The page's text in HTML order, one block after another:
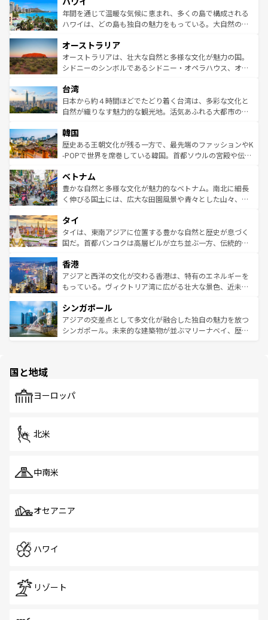
着のスイス情報はコンテンツ一覧 を参照してほしい。
ンメントが詰まった刺激的なスポットだ。一方、アメリカ
西部には大自然が広がり、グランドキャニオンやイエロー
部のニューオーリンズでは、音楽と美食が融合した独特の
文化が魅力。旅行者はアメリカの各地域で異なる魅力を楽
しみながら、その多様性と豊かな歴史を感じることができ
ならではの贅沢な旅のスタイルだ。 なお、新着のアメリカ
情報はコンテンツ一覧を参照してほしい。
年間を通じて温暖な気候に恵まれ、多くの島で構成される
ハワイは、どの島も独自の魅力をもっている。大自然の神
ワイ島は見逃せない。また、定番の観光地といえばオアフ
島だが、静かな自然を求めるならマウイ島やカウアイ島が
おすすめ。エメラルドグリーンに輝く海をはじめ、豊かな
れるおもてなしの心で訪れる人々を迎えてくれるハワイの
人々、おいしいローカルフードやハワイアンミュージッ
ク、伝統的なフラダンスなど、すべてがハワイの魅力を彩
ワイを、存分に味わってほしい。 なお、新着のハワイ情報
はコンテンツ一覧を参照してほしい。
オーストラリア
オーストラリアは、壮大な自然と多様な文化が魅力の国。
シドニーのシンボルであるシドニー・オペラハウス、オー
リアリーフや大陸中央部にそびえるウルル（エアーズロッ
ク）、タスマニアの美しい原生林やケアンズの熱帯雨林な
ど、見どころがたくさん。また、カフェやワイン、オージ
いる。アクティビティも充実しており、サーフィンやダイ
ビング、ハイキングなど、アウトドア好きにはたまらな
い。オーストラリアの多彩な魅力を存分に味わいつくそ
参照してほしい。
台湾
日本から約４時間ほどでたどり着く台湾は、多彩な文化と
自然が織りなす魅力的な観光地。活気あふれる大都市の台
ン）、静ひつな山岳地帯である台湾東部など、都市の喧騒
と山間の静けさが共存しており、訪れる人に新しい発見と
驚きをもたらしてくれる。また、奥深い台湾の食文化も魅
容にもいいと評判のスイーツなど、バラエティ豊かな料理
が味わえる。 なお、新着の台湾情報は コンテンツ一覧を参
照してほしい。
韓国
歴史ある王朝文化が残る一方で、最先端のファッションやK
-POPで世界を席巻している韓国。首都ソウルの宮殿や伝統
き、地方に足を延ばせば四季折々の自然美を楽しむことが
できる。そして、キムチや焼肉、絶品のストリートフード
まで、さまざまな韓国料理が待っている。夜には、韓国な
リティに包まれながら、韓国の多彩な魅力を心ゆくまで味
わってみてほしい。 なお、新着の韓国情報はコンテンツ一
覧を参照してほしい。
ベトナム
豊かな自然と多様な文化が魅力的なベトナム。南北に細長
く伸びる国土には、広大な田園風景や青々とした山々、世
急速な発展と共に伝統が息づく。ハノイの古い町並みやホ
ーチミン市のフランス統治時代の建物も、独特の雰囲気を
醸し出している。また、バラエティの豊かさとおいしさで
とつ。フォーやバインミー、ベトナムコーヒーなどは、ぜ
ひ現地で味わいたい。どの地域を訪れてもあたたかい人々
が旅行者を迎えてくれるので、きっと忘れられない旅にな
参照してほしい。
タイ
タイは、東南アジアに位置する豊かな自然と歴史が息づく
国だ。首都バンコクは高層ビルが立ち並ぶ一方、伝統的な
の活気が交差している。北部ではチェンマイなどの山岳地
帯で自然と触れ合い、南部ではプーケットやクラビの美し
いビーチでリゾート気分を楽しむことができる。タイ料理
激する。気候は一年中温暖で、どの季節にも異なる楽しみ
が待っている。親しみやすいタイの人々、仏教を中心とし
た文化、そして多様な観光資源が、訪れる旅人を魅了し続
香港
アジアと西洋の文化が交わる香港は、特有のエネルギーを
もっている。ヴィクトリア湾に広がる壮大な景色、近未来
み、どこを訪れても感動するはず。観光スポットが密集し
ており、効率よく見どころを回れるのも魅力。息をのむよ
うな絶景から文化的な体験まで、香港を存分に楽しみ尽く
シンガポール
アジアの交差点として多文化が融合した独自の魅力を放つ
シンガポール。未来的な建築物が並ぶマリーナベイ、歴史
で、ホーカーズは地元の風情を楽しめる外せないスポット
国と地域
ヨーロッパ
北米
中南米
オセアニア
ハワイ
リゾート